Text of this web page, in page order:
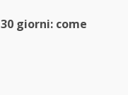
giorni: come